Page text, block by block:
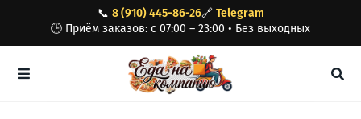
📞 8 (910) 445-86-26🔗 Telegram
🕒 Приём заказов: с 07:00 – 23:00 • Без выходных